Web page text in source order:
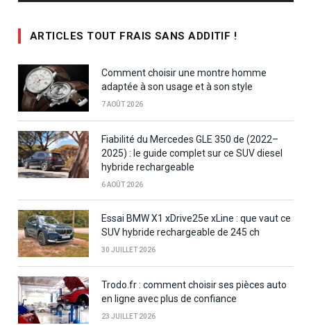
ARTICLES TOUT FRAIS SANS ADDITIF !
Comment choisir une montre homme
adaptée à son usage et à son style
7 AOÛT 2026
Fiabilité du Mercedes GLE 350 de (2022–
2025) : le guide complet sur ce SUV diesel
hybride rechargeable
6 AOÛT 2026
Essai BMW X1 xDrive25e xLine : que vaut ce
SUV hybride rechargeable de 245 ch
30 JUILLET 2026
Trodo.fr : comment choisir ses pièces auto
en ligne avec plus de confiance
23 JUILLET 2026